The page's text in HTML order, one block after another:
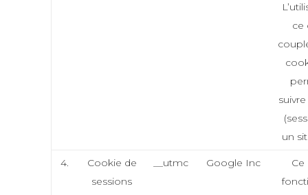
ce
un
4.
Cookie de
sessions
__utmc Google Inc